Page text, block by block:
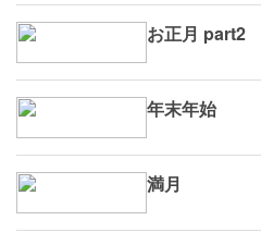
お正月 part2
年末年始
満月